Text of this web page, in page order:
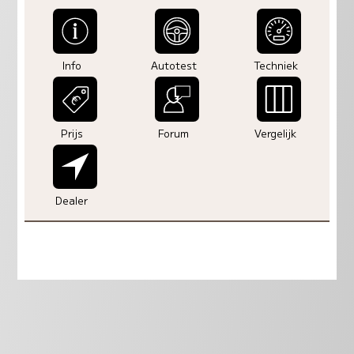
Info Autotest Techniek
Prijs Forum Vergelijk
Dealer